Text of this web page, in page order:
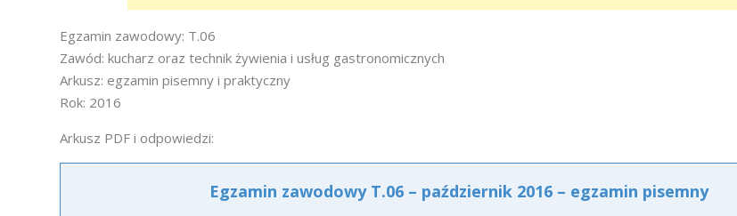
Egzamin zawodowy: T.06
Zawód: kucharz oraz technik żywienia i usług gastronomicznych
Arkusz: egzamin pisemny i praktyczny
Rok: 2016
Arkusz PDF i odpowiedzi:
Egzamin zawodowy T.06 – październik 2016 – egzamin pisemny